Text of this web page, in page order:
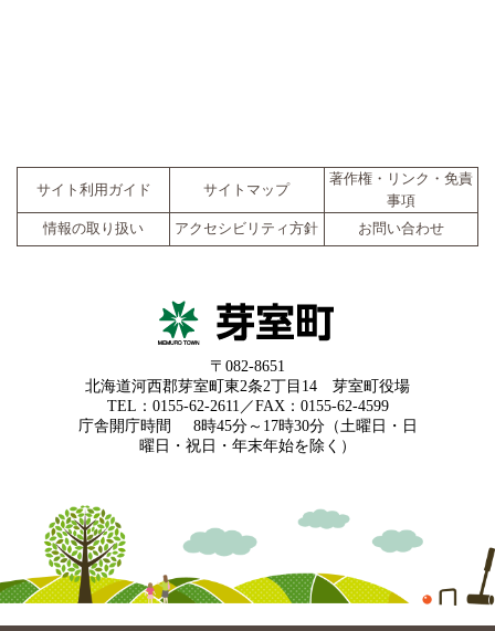
サイト利用ガイド サイトマップ
著作権・リンク・免責
事項
情報の取り扱い
アクセシビリティ方針 お問い合わせ
〒082-8651
北海道河西郡芽室町東2条2丁目14 芽室町役場
TEL：0155-62-2611／FAX：0155-62-4599
庁舎開庁時間
8時45分～17時30分（土曜日・日
曜日・祝日・年末年始を除く）